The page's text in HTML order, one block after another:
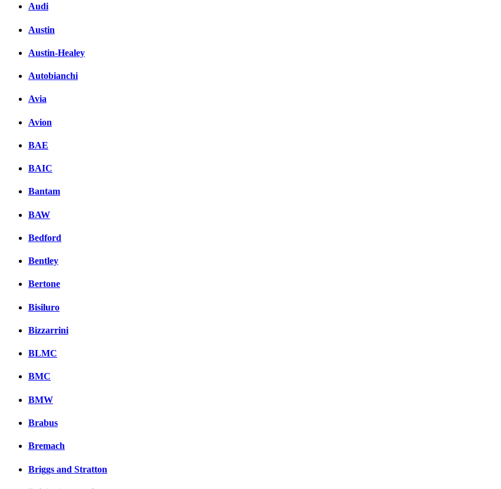
Audi
Austin
Austin-Healey
Autobianchi
Avia
Avion
BAE
BAIC
Bantam
BAW
Bedford
Bentley
Bertone
Bisiluro
Bizzarrini
BLMC
BMC
BMW
Brabus
Bremach
Briggs and Stratton